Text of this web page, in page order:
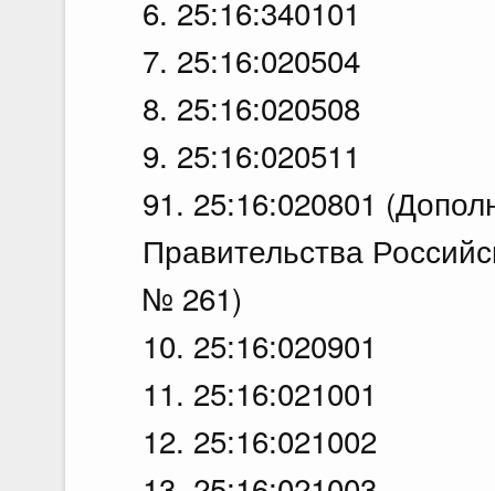
6. 25:16:340101
7. 25:16:020504
8. 25:16:020508
9. 25:16:020511
91. 25:16:020801
Правительства
№ 261)
10. 25:16:020901
11. 25:16:021001
12. 25:16:021002